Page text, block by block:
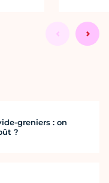
greniers : on
?